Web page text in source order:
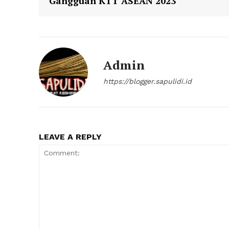
Admin
https://blogger.sapulidi.id
LEAVE A REPLY